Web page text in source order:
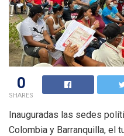
0
SHARES
Inauguradas las sedes
Colombia y Barranquilla, el